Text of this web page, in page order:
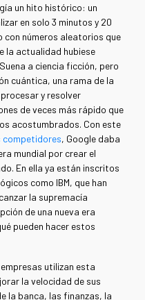
un hito histórico: un
en solo 3 minutos y 20
con números aleatorios que
la actualidad hubiese
a ciencia ficción, pero
cuántica, una rama de la
y resolver
de veces más rápido que
acostumbrados. Con este
competidores, Google daba
mundial por crear el
En ella ya están inscritos
como IBM, que han
la supremacía
de una nueva era
pueden hacer estos
utilizan esta
la velocidad de sus
la banca, las finanzas, la